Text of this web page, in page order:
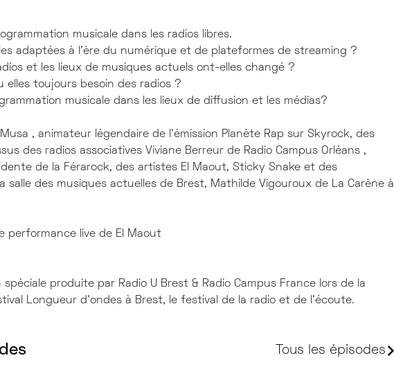
musicale dans les radios libres.
adaptées à l'ère du numérique et de plateformes de streaming ?
et les lieux de musiques actuels ont-elles changé ?
elles toujours besoin des radios ?
musicale dans les lieux de diffusion et les médias?
, animateur légendaire de l’émission Planète Rap sur Skyrock, des
des radios associatives Viviane Berreur de Radio Campus Orléans ,
de la Férarock, des artistes El Maout, Sticky Snake et des
salle des musiques actuelles de Brest, Mathilde Vigouroux de La Carène à
performance live de El Maout
spéciale produite par Radio U Brest & Radio Campus France lors de la
Longueur d'ondes à Brest, le festival de la radio et de l'écoute.
Tous les épisodes